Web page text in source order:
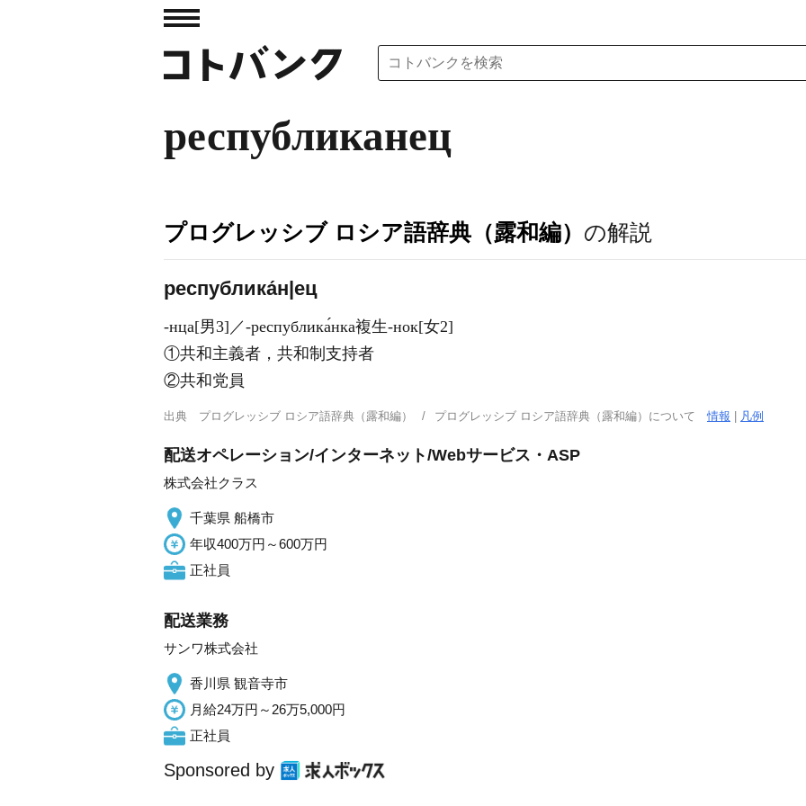
республиканец
プログレッシブ ロシア語辞典（露和編） の解説
республика́н|ец
-нца[男3]／‐республика́нка複生-нок[女2]
①共和主義者，共和制支持者
②共和党員
出典 プログレッシブ ロシア語辞典（露和編） プログレッシブ ロシア語辞典（露和編）について情報 凡例
配送オペレーション/インターネット/Webサービス・ASP
株式会社クラス
千葉県 船橋市
年収400万円～600万円
正社員
配送業務
サンワ株式会社
香川県 観音寺市
月給24万円～26万5,000円
正社員
Sponsored by